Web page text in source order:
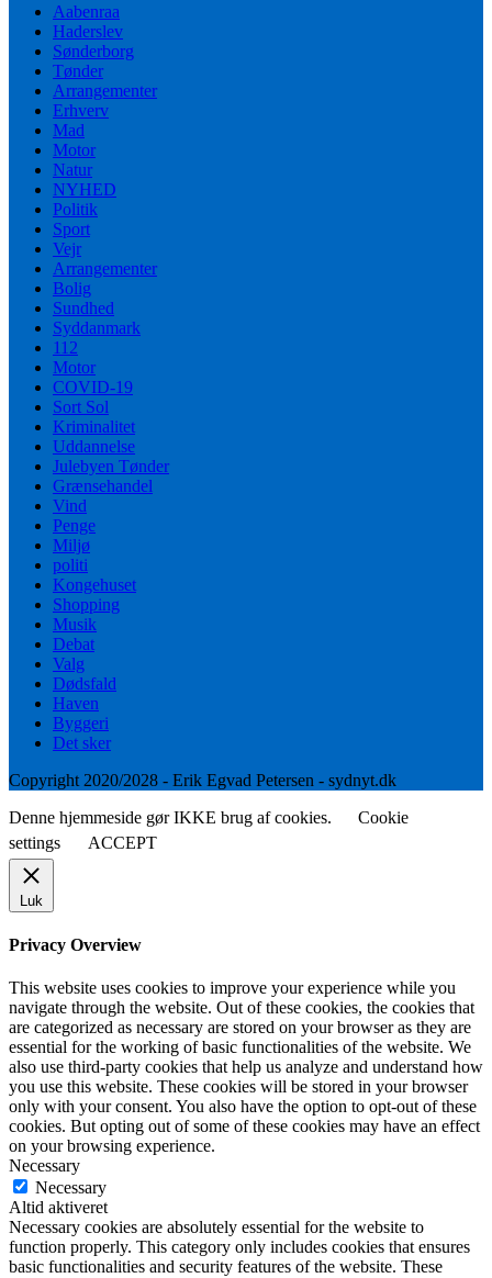
Aabenraa
Haderslev
Sønderborg
Tønder
Arrangementer
Erhverv
Mad
Motor
Natur
NYHED
Politik
Sport
Vejr
Arrangementer
Bolig
Sundhed
Syddanmark
112
Motor
COVID-19
Sort Sol
Kriminalitet
Uddannelse
Julebyen Tønder
Grænsehandel
Vind
Penge
Miljø
politi
Kongehuset
Shopping
Musik
Debat
Valg
Dødsfald
Haven
Byggeri
Det sker
Copyright 2020/2028 - Erik Egvad Petersen - sydnyt.dk
Denne hjemmeside gør IKKE brug af cookies.
Cookie
settings
ACCEPT
Luk
Privacy Overview
This website uses cookies to improve your experience while you
navigate through the website. Out of these cookies, the cookies that
are categorized as necessary are stored on your browser as they are
essential for the working of basic functionalities of the website. We
also use third-party cookies that help us analyze and understand how
you use this website. These cookies will be stored in your browser
only with your consent. You also have the option to opt-out of these
cookies. But opting out of some of these cookies may have an effect
on your browsing experience.
Necessary
Necessary
Altid aktiveret
Necessary cookies are absolutely essential for the website to
function properly. This category only includes cookies that ensures
basic functionalities and security features of the website. These